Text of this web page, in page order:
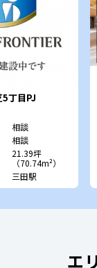
丁目PJ
相談
相談
21.39坪
（70.74m²）
三田駅
エ